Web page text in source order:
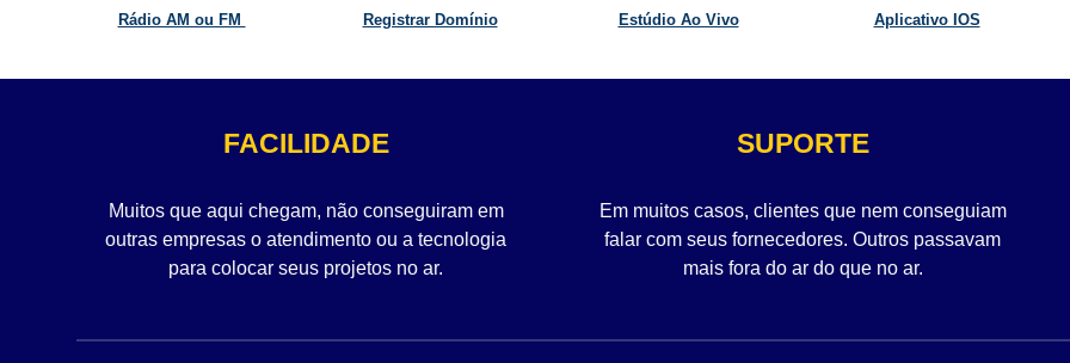
Rádio AM ou FM Registrar Domínio Estúdio Ao Vivo Aplicativo IOS
FACILIDADE
Muitos que aqui chegam, não conseguiram em
outras empresas o atendimento ou a tecnologia
para colocar seus projetos no ar.
SUPORTE
Em muitos casos, clientes que nem conseguiam
falar com seus fornecedores. Outros passavam
mais fora do ar do que no ar.